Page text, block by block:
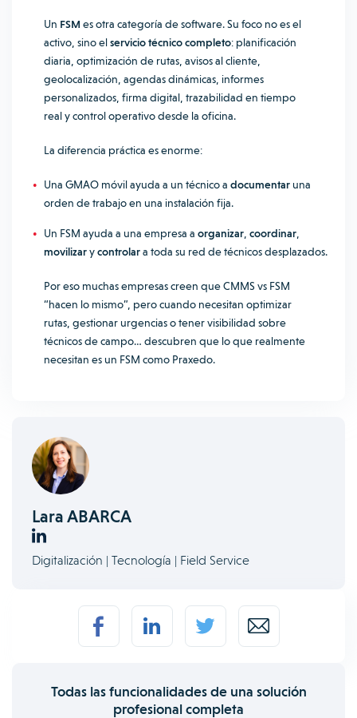
Un FSM es otra categoría de software. Su foco no es el
activo, sino elservicio técnico completo: planificación
diaria, optimización de rutas, avisos al cliente,
geolocalización, agendas dinámicas, informes
personalizados, firma digital, trazabilidad en tiempo
real y control operativo desde la oficina.
La diferencia práctica es enorme:
Una GMAO móvil ayuda a un técnico a documentar una
orden de trabajo en una instalación fija.
Un FSM ayuda a una empresa a organizar coordinar
movilizarycontrolara toda su red de técnicos desplazados.
Por eso muchas empresas creen que CMMS vs FSM
“hacen lo mismo”, pero cuando necesitan optimizar
rutas, gestionar urgencias o tener visibilidad sobre
técnicos de campo… descubren que lo que realmente
necesitan es un FSM como Praxedo.
Lara ABARCA
Digitalización | Tecnología | Field Service
Todas las funcionalidades de una solución
profesional completa